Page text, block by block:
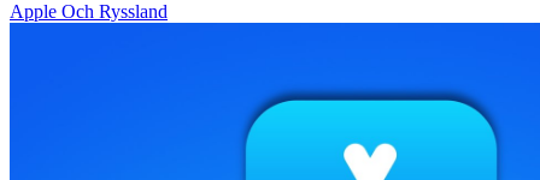
Apple Och Ryssland